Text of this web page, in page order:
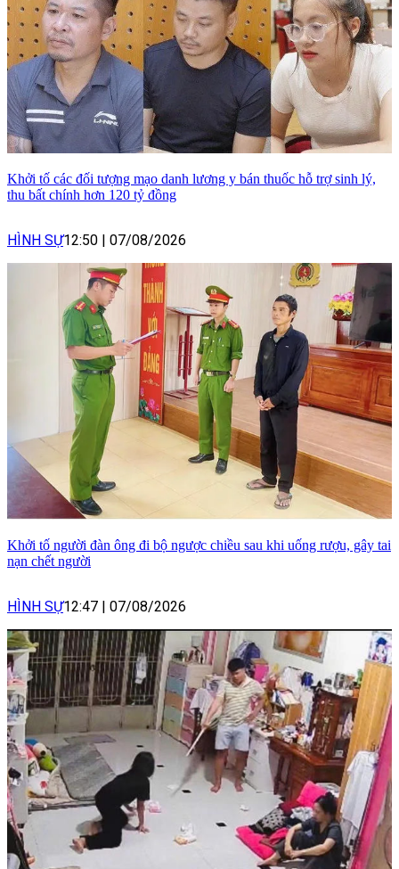
Khởi tố các đối tượng mạo danh lương y bán thuốc hỗ trợ sinh lý,
thu bất chính hơn 120 tỷ đồng
HÌNH SỰ12:50 | 07/08/2026
Khởi tố người đàn ông đi bộ ngược chiều sau khi uống rượu, gây tai
nạn chết người
HÌNH SỰ12:47 | 07/08/2026